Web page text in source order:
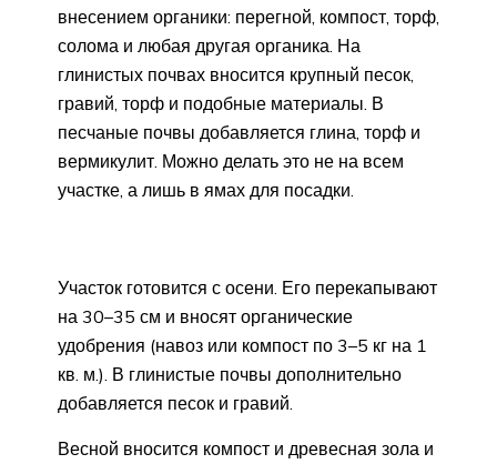
внесением органики: перегной, компост, торф,
солома и любая другая органика. На
глинистых почвах вносится крупный песок,
гравий, торф и подобные материалы. В
песчаные почвы добавляется глина, торф и
вермикулит. Можно делать это не на всем
участке, а лишь в ямах для посадки.
Участок готовится с осени. Его перекапывают
на 30–35 см и вносят органические
удобрения (навоз или компост по 3–5 кг на 1
кв. м.). В глинистые почвы дополнительно
добавляется песок и гравий.
Весной вносится компост и древесная зола и